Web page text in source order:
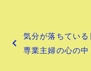
気分が落ちてい
専業主婦の心の中